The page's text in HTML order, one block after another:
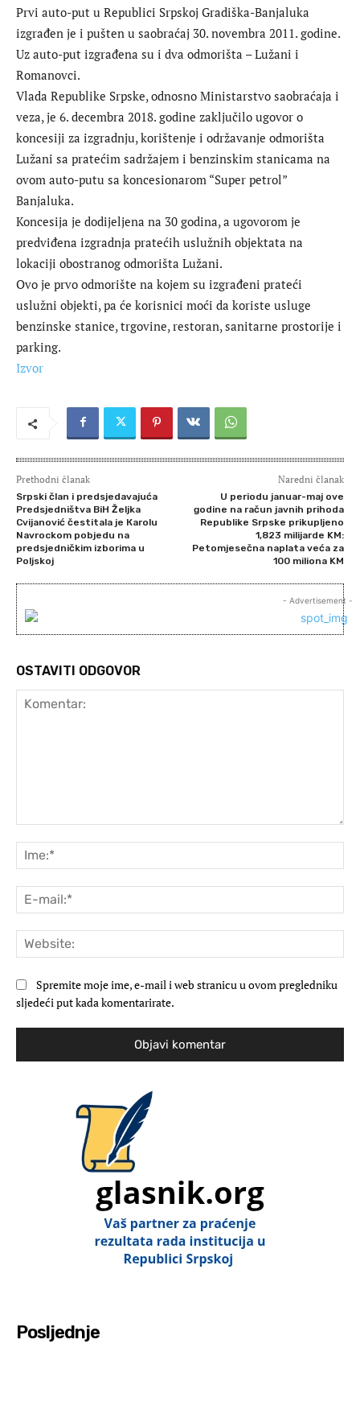
Prvi auto-put u Republici Srpskoj Gradiška-Banjaluka
izgrađen je i pušten u saobraćaj 30. novembra 2011. godine.
Uz auto-put izgrađena su i dva odmorišta – Lužani i
Romanovci.
Vlada Republike Srpske, odnosno Ministarstvo saobraćaja i
veza, je 6. decembra 2018. godine zaključilo ugovor o
koncesiji za izgradnju, korištenje i održavanje odmorišta
Lužani sa pratećim sadržajem i benzinskim stanicama na
ovom auto-putu sa koncesionarom “Super petrol”
Banjaluka.
Koncesija je dodijeljena na 30 godina, a ugovorom je
predviđena izgradnja pratećih uslužnih objektata na
lokaciji obostranog odmorišta Lužani.
Ovo je prvo odmorište na kojem su izgrađeni prateći
uslužni objekti, pa će korisnici moći da koriste usluge
benzinske stanice, trgovine, restoran, sanitarne prostorije i
parking.
Izvor
Prethodni članak
Srpski član i predsjedavajuća
Predsjedništva BiH Željka
Cvijanović čestitala je Кarolu
Navrockom pobjedu na
predsjedničkim izborima u
Poljskoj
Naredni članak
U periodu januar-maj ove
godine na račun javnih prihoda
Republike Srpske prikupljeno
1,823 milijarde KM:
Petomjesečna naplata veća za
100 miliona KM
- Advertisement -
OSTAVITI ODGOVOR
Spremite moje ime, e-mail i web stranicu u ovom pregledniku
sljedeći put kada komentarirate.
Posljednje